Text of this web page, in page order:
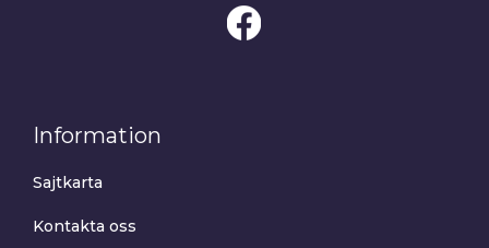
Information
Sajtkarta
Kontakta oss